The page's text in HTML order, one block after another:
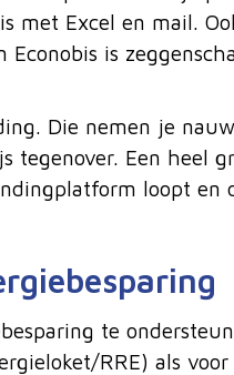
Excel en mail.
is
Die nemen je
tegenover. Een heel
loopt en
te
RRE) als